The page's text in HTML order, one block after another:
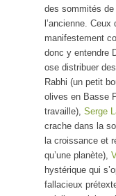
des sommités de
l’ancienne.
manifestement
donc y entendre
ose distribuer
Rabhi (un petit
olives en Basse
travaille), Serge
crache dans la
la croissance et
qu’une planète),
hystérique qui
fallacieux